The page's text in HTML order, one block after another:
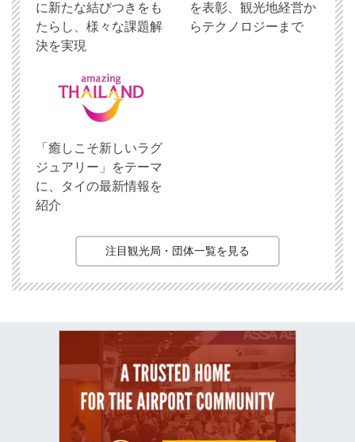
に新たな結びつきをも
たらし、様々な課題解
決を実現
を表彰、観光地経営か
らテクノロジーまで
「癒しこそ新しいラグ
ジュアリー」をテーマ
に、タイの最新情報を
紹介
注目観光局・団体一覧を見る